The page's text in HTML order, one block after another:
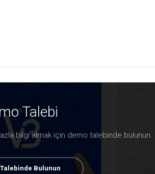
Talebi
fazla bilgi almak için demo talebinde bulunun.
Bulunun